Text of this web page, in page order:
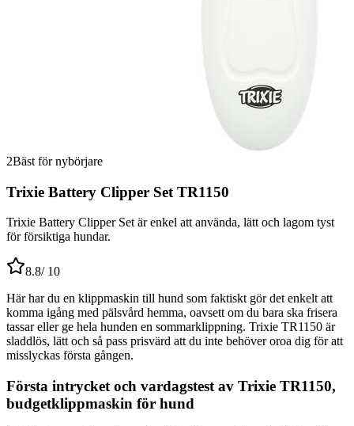
2Bäst för nybörjare
Trixie Battery Clipper Set TR1150
Trixie Battery Clipper Set är enkel att använda, lätt och lagom tyst
för försiktiga hundar.
8.8/ 10
Här har du en klippmaskin till hund som faktiskt gör det enkelt att
komma igång med pälsvård hemma, oavsett om du bara ska frisera
tassar eller ge hela hunden en sommarklippning. Trixie TR1150 är
sladdlös, lätt och så pass prisvärd att du inte behöver oroa dig för att
misslyckas första gången.
Första intrycket och vardagstest av Trixie TR1150,
budgetklippmaskin för hund